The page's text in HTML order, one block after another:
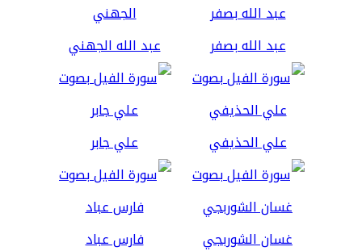
عبد الله بصفر عبد الله الجهني
علي الحذيفي علي جابر
غسان الشوربجي فارس عباد